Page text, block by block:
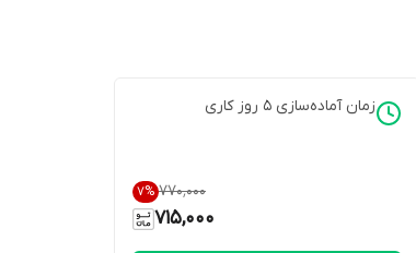
زمان آماده‌سازی 5 روز کاری
۷۷۰٬۰۰۰ 7%
715,000